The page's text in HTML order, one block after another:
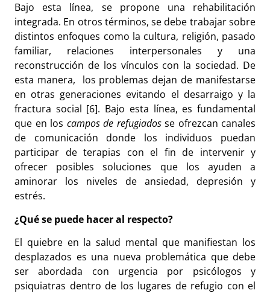
Bajo esta línea, se propone una rehabilitación
integrada. En otros términos, se debe trabajar sobre
distintos enfoques como la cultura, religión, pasado
familiar, relaciones interpersonales y una
reconstrucción de los vínculos con la sociedad. De
esta manera, los problemas dejan de manifestarse
en otras generaciones evitando el desarraigo y la
fractura social [6]. Bajo esta línea, es fundamental
que en los campos de refugiados se ofrezcan canales
de comunicación donde los individuos puedan
participar de terapias con el fin de intervenir y
ofrecer posibles soluciones que los ayuden a
aminorar los niveles de ansiedad, depresión y
estrés.
¿Qué se puede hacer al respecto?
El quiebre en la salud mental que manifiestan los
desplazados es una nueva problemática que debe
ser abordada con urgencia por psicólogos y
psiquiatras dentro de los lugares de refugio con el